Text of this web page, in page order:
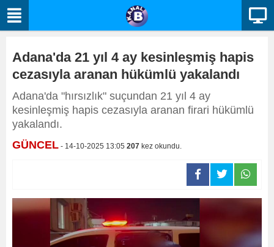
Adana'da 21 yıl 4 ay kesinleşmiş hapis
cezasıyla aranan hükümlü yakalandı
Adana'da "hırsızlık" suçundan 21 yıl 4 ay
kesinleşmiş hapis cezasıyla aranan firari hükümlü
yakalandı.
GÜNCEL - 14-10-2025 13:05 207 kez okundu.